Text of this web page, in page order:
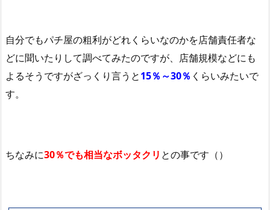
自分でもパチ屋の粗利がどれくらいなのかを店舗責任者な
どに聞いたりして調べてみたのですが、店舗規模などにも
よるそうですがざっくり言うと15％～30％ くらいみたいで
す。
ちなみに30％でも相当なボッタクリ との事です（）